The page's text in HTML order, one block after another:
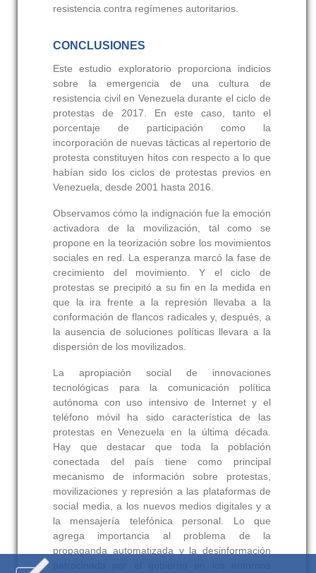
resistencia contra regímenes autoritarios.
CONCLUSIONES
Este estudio exploratorio proporciona indicios
sobre la emergencia de una cultura de
resistencia civil en Venezuela durante el ciclo de
protestas de 2017. En este caso, tanto el
porcentaje de participación como la
incorporación de nuevas tácticas al repertorio de
protesta constituyen hitos con respecto a lo que
habían sido los ciclos de protestas previos en
Venezuela, desde 2001 hasta 2016.
Observamos cómo la indignación fue la emoción
activadora de la movilización, tal como se
propone en la teorización sobre los movimientos
sociales en red. La esperanza marcó la fase de
crecimiento del movimiento. Y el ciclo de
protestas se precipitó a su fin en la medida en
que la ira frente a la represión llevaba a la
conformación de flancos radicales y, después, a
la ausencia de soluciones políticas llevara a la
dispersión de los movilizados.
La apropiación social de innovaciones
tecnológicas para la comunicación política
autónoma con uso intensivo de Internet y el
teléfono móvil ha sido característica de las
protestas en Venezuela en la última década.
Hay que destacar que toda la población
conectada del país tiene como principal
mecanismo de información sobre protestas,
movilizaciones y represión a las plataformas de
social media, a los nuevos medios digitales y a
la mensajería telefónica personal. Lo que
agrega importancia al problema de la
propaganda automatizada y la desinformación